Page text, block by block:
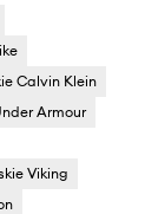
Calvin Klein
Armour
Viking